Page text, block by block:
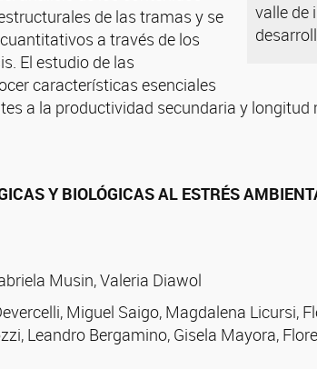
valle de
de las tramas y se
a través de los
El estudio de las
características esenciales
a la productividad secundaria y
Y BIOLÓGICAS AL ESTRÉS
Musin, Valeria Diawol
Miguel Saigo, Magdalena Licursi,
Leandro Bergamino, Gisela Mayora,